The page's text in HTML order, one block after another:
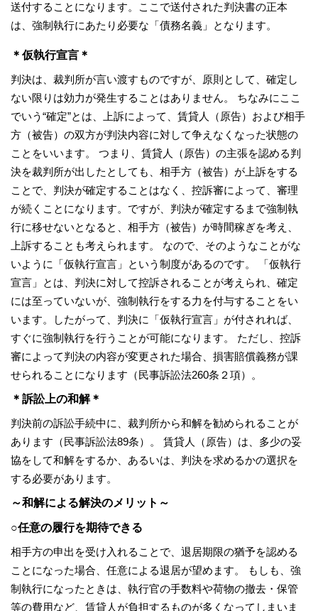
送付することになります。ここで送付された判決書の正本
は、強制執行にあたり必要な「債務名義」となります。
＊仮執行宣言＊
判決は、裁判所が言い渡すものですが、原則として、確定し
ない限りは効力が発生することはありません。 ちなみにここ
でいう“確定”とは、上訴によって、賃貸人（原告）および相手
方（被告）の双方が判決内容に対して争えなくなった状態の
ことをいいます。 つまり、賃貸人（原告）の主張を認める判
決を裁判所が出したとしても、相手方（被告）が上訴をする
ことで、判決が確定することはなく、控訴審によって、審理
が続くことになります。ですが、判決が確定するまで強制執
行に移せないとなると、相手方（被告）が時間稼ぎを考え、
上訴することも考えられます。 なので、そのようなことがな
いように「仮執行宣言」という制度があるのです。 「仮執行
宣言」とは、判決に対して控訴されることが考えられ、確定
には至っていないが、強制執行をする力を付与することをい
います。したがって、判決に「仮執行宣言」が付されれば、
すぐに強制執行を行うことが可能になります。 ただし、控訴
審によって判決の内容が変更された場合、損害賠償義務が課
せられることになります（民事訴訟法260条２項）。
＊訴訟上の和解＊
判決前の訴訟手続中に、裁判所から和解を勧められることが
あります（民事訴訟法89条）。 賃貸人（原告）は、多少の妥
協をして和解をするか、あるいは、判決を求めるかの選択を
する必要があります。
～和解による解決のメリット～
○任意の履行を期待できる
相手方の申出を受け入れることで、退居期限の猶予を認める
ことになった場合、任意による退居が望めます。 もしも、強
制執行になったときは、執行官の手数料や荷物の撤去・保管
等の費用など、賃貸人が負担するものが多くなってしまいま